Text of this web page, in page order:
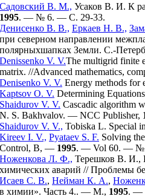
Садовский В. М., Усаков В. И. К
1995. — № 6. — C. 29-33.
Денисенко В. В., Еркаев Н. В.,
при северном направлении
полярныхшапках Земли. С.-
Denissenko V. V.The multigrid finite
matrix. //Advanced mathematics,
Denisenko V. V. Energy methods for
Kaptsov O. V. Determining
Shaidurov V. V. Cascadic algorithm
N. S. Bakhvalov. — NCC Publisher,
Shaidurov V. V., Tobiska L. Special
Kireev I. V., Pyataev S. F. Solving
Control, B, — 1995. — Vol 60. — №
Ноженкова Л. Ф., Терешков В. И.,
химических аварий // Проблемы
Исаев С. В., Нейман К. А.,
в химии». Часть 4.. — М., 1995. —